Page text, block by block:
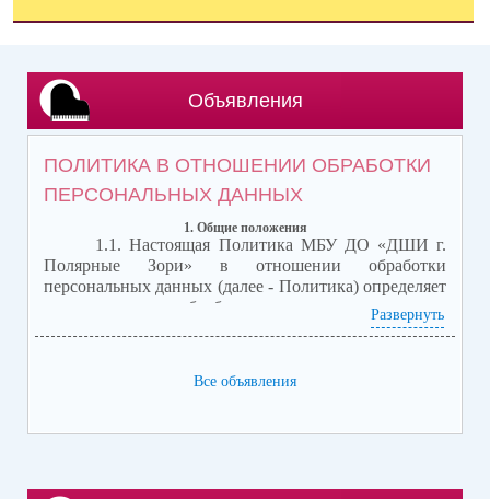
Объявления
ПОЛИТИКА В ОТНОШЕНИИ ОБРАБОТКИ
ПЕРСОНАЛЬНЫХ ДАННЫХ
1. Общие положения
1.1. Настоящая Политика МБУ ДО «ДШИ г.
Полярные Зори» в отношении обработки
персональных данных (далее - Политика) определяет
порядок, условия обработки персональных данных и
устанавливает требования по обеспечению
дополнительного образования «Детская школа
1025100817059, расположенное по адресу ул.
Оператор).
Развернуть
Все объявления